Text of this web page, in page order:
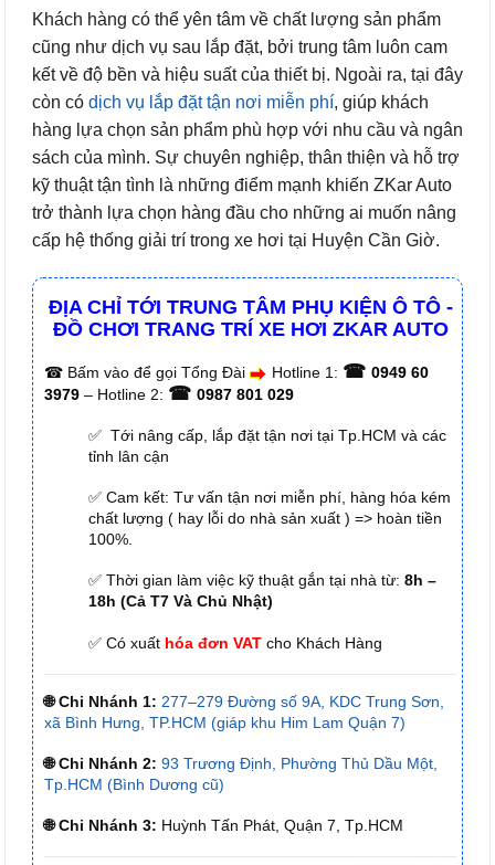
Khách hàng có thể yên tâm về chất lượng sản phẩm
cũng như dịch vụ sau lắp đặt, bởi trung tâm luôn cam
kết về độ bền và hiệu suất của thiết bị. Ngoài ra, tại đây
còn có dịch vụ lắp đặt tận nơi miễn phí, giúp khách
hàng lựa chọn sản phẩm phù hợp với nhu cầu và ngân
sách của mình. Sự chuyên nghiệp, thân thiện và hỗ trợ
kỹ thuật tận tình là những điểm mạnh khiến ZKar Auto
trở thành lựa chọn hàng đầu cho những ai muốn nâng
cấp hệ thống giải trí trong xe hơi tại Huyện Cần Giờ.
ĐỊA CHỈ TỚI TRUNG TÂM PHỤ KIỆN Ô TÔ -
ĐỒ CHƠI TRANG TRÍ XE HƠI ZKAR AUTO
☎ Bấm vào để gọi Tổng Đài Hotline 1: ☎ 0949 60
3979 – Hotline 2: ☎ 0987 801 029
✅ Tới nâng cấp, lắp đặt tận nơi tại Tp.HCM và các
tỉnh lân cận
✅ Cam kết: Tư vấn tận nơi miễn phí, hàng hóa kém
chất lượng ( hay lỗi do nhà sản xuất ) => hoàn tiền
100%.
✅ Thời gian làm việc kỹ thuật gắn tại nhà từ: 8h –
18h (Cả T7 Và Chủ Nhật)
✅ Có xuất hóa đơn VAT cho Khách Hàng
🌐 Chi Nhánh 1: 277–279 Đường số 9A, KDC Trung Sơn,
xã Bình Hưng, TP.HCM (giáp khu Him Lam Quận 7)
🌐 Chi Nhánh 2: 93 Trương Định, Phường Thủ Dầu Một,
Tp.HCM (Bình Dương cũ)
🌐 Chi Nhánh 3: Huỳnh Tấn Phát, Quận 7, Tp.HCM